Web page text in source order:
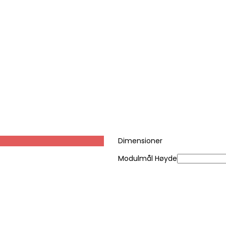
Dimensioner
Modulmål Høyde